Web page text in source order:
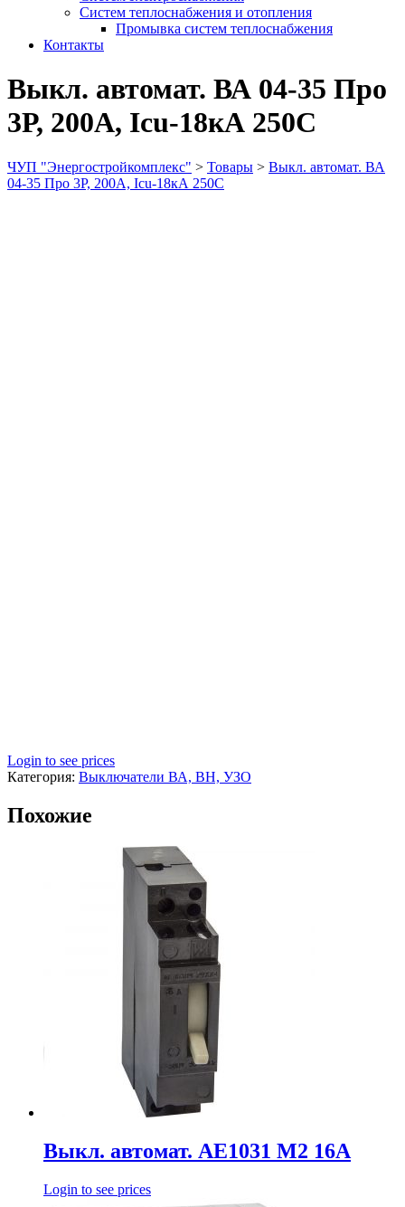
Систем теплоснабжения и отопления
Промывка систем теплоснабжения
Контакты
Выкл. автомат. ВА 04-35 Про
3Р, 200А, Icu-18кА 250С
ЧУП "Энергостройкомплекс" > Товары > Выкл. автомат. ВА
04-35 Про 3Р, 200А, Icu-18кА 250С
Login to see prices
Категория: Выключатели ВА, ВН, УЗО
Похожие
Выкл. автомат. АЕ1031 М2 16А
Login to see prices